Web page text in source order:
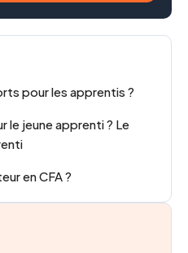
pour les apprentis ?
le jeune apprenti ? Le
en CFA ?